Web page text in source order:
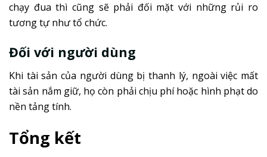
chạy đua thì cũng sẽ phải đối mặt với những rủi ro
tương tự như tổ chức.
Đối với người dùng
Khi tài sản của người dùng bị thanh lý, ngoài việc mất
tài sản nắm giữ, họ còn phải chịu phí hoặc hình phạt do
nền tảng tính.
Tổng kết